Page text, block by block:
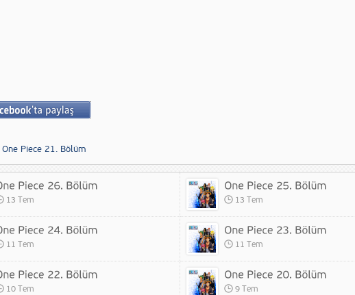
One Piece 21. Bölüm
13 Tem 13 Tem
11 Tem 11 Tem
10 Tem 9 Tem